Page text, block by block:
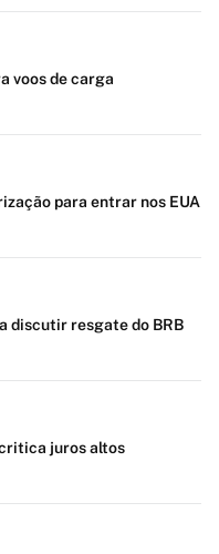
voos de carga
para entrar nos EUA
discutir resgate do BRB
juros altos